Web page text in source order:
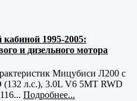
1995-2005:
и дизельного мотора
Мицубиси Л200 с
л.с.), 3.0L V6 5MT RWD
Подробнее...